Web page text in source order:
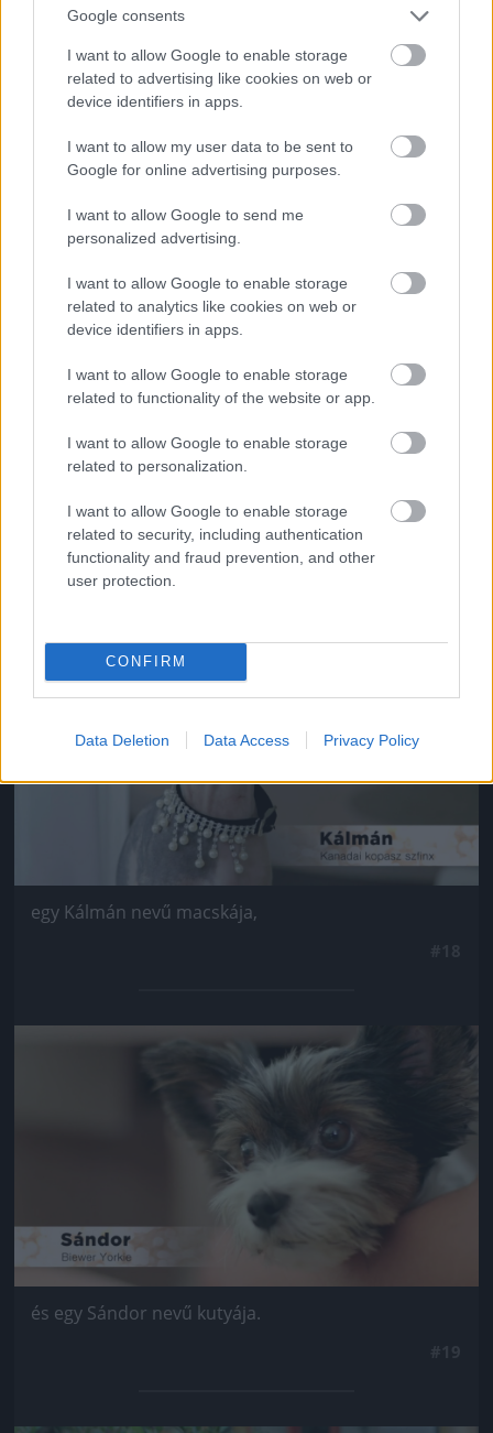
Google consents
I want to allow Google to enable storage
related to advertising like cookies on web or
device identifiers in apps.
I want to allow my user data to be sent to
Google for online advertising purposes.
I want to allow Google to send me
personalized advertising.
I want to allow Google to enable storage
related to analytics like cookies on web or
device identifiers in apps.
I want to allow Google to enable storage
related to functionality of the website or app.
I want to allow Google to enable storage
related to personalization.
I want to allow Google to enable storage
related to security, including authentication
functionality and fraud prevention, and other
user protection.
CONFIRM
Data Deletion Data Access Privacy Policy
Saját bevallása szerint az a védjegye, hogy tökéletes
a haja.
Jön még kép!
Van négy szép lánya,
Jön még kép!
egy Kálmán nevű macskája,
Jön még kép!
és egy Sándor nevű kutyája.